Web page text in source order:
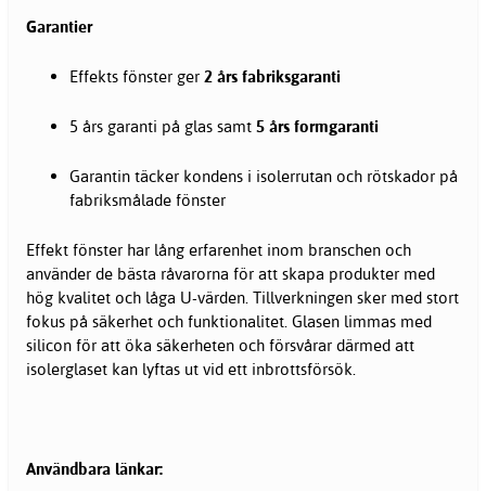
Garantier
Effekts fönster ger 2 års fabriksgaranti
5 års garanti på glas samt 5 års formgaranti
Garantin täcker kondens i isolerrutan och rötskador på
fabriksmålade fönster
Effekt fönster har lång erfarenhet inom branschen och
använder de bästa råvarorna för att skapa produkter med
hög kvalitet och låga U-värden. Tillverkningen sker med stort
fokus på säkerhet och funktionalitet. Glasen limmas med
silicon för att öka säkerheten och försvårar därmed att
isolerglaset kan lyftas ut vid ett inbrottsförsök.
Användbara länkar: